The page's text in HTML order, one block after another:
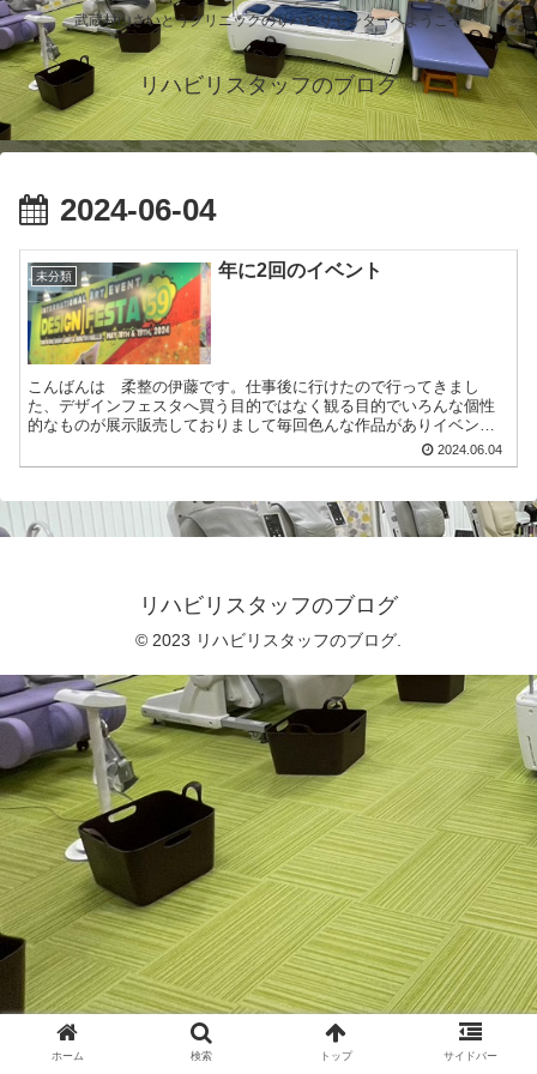
武蔵村山さいとうクリニックのリハビリセンターへようこそ
リハビリスタッフのブログ
2024-06-04
未分類 年に2回のイベント
こんばんは 柔整の伊藤です。仕事後に行けたので行ってきまし
た、デザインフェスタへ買う目的ではなく観る目的でいろんな個性
的なものが展示販売しておりまして毎回色んな作品がありイベント
2024.06.04
リハビリスタッフのブログ
© 2023 リハビリスタッフのブログ.
ホーム 検索 トップ サイドバー